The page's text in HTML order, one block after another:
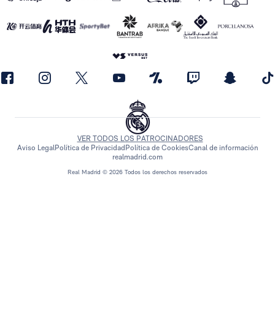
Real Madrid © 2026 Todos los derechos reservados
VER TODOS LOS PATROCINADORES
Aviso LegalPolítica de Privacidad Política de CookiesCanal de información
realmadrid.com